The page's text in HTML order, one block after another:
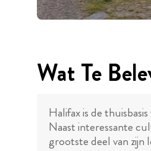
Wat Te
Halifax is de
Naast interessante
grootste deel van zijn